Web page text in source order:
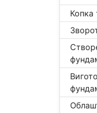
Копка